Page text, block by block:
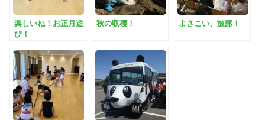
楽しいね！お正月遊
び！
秋の収穫！ よさこい、披露！